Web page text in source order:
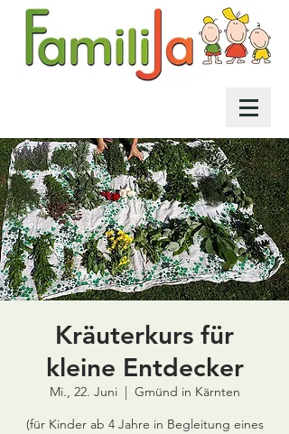
Kräuterkurs für
kleine Entdecker
Mi., 22. Juni
  |
Gmünd in Kärnten
(für Kinder ab 4 Jahre in Begleitung eines